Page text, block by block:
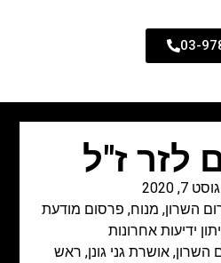
03-
לזר ז"ל
7, 2020
השרון, מנוח, פרסום מודעת
ידיעות אחרונות
השרון, אושרת גני גונן, ראש